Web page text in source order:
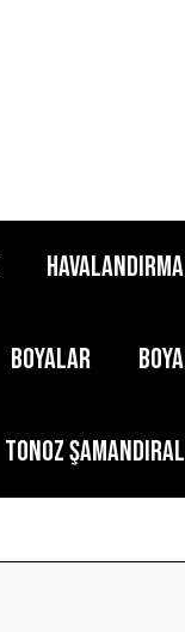
HAVALANDIRMA
BOYALAR
TONOZ